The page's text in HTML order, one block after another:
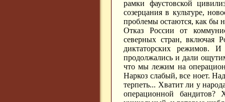
рамки фаустовской
созерцания в культуре,
проблемы остаются, как бы
Отказ России от
северных стран, включая
диктаторских режимов.
продолжались и дали
что мы лежим на
Наркоз слабый, все ноет.
терпеть... Хватит ли у
операционной